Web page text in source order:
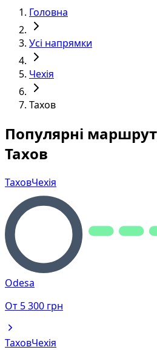
Головна
Усі напрямки
Чехія
Тахов
Популярні
Тахов
ТаховЧехія
Odesa
От 5 300 грн
ТаховЧехія